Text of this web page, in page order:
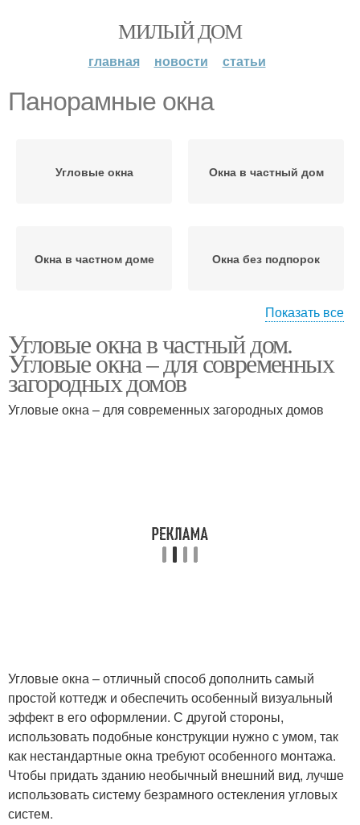
МИЛЫЙ ДОМ
главная новости статьи
Панорамные окна
Угловые окна Окна в частный дом
Окна в частном доме Окна без подпорок
Французские окна Окна на балконе
Показать все
Угловые окна в частный дом.
Угловые окна – для современных
загородных домов
Угловые окна – для современных загородных домов
Угловые окна – отличный способ дополнить самый
простой коттедж и обеспечить особенный визуальный
эффект в его оформлении. С другой стороны,
использовать подобные конструкции нужно с умом, так
как нестандартные окна требуют особенного монтажа.
Чтобы придать зданию необычный внешний вид, лучше
использовать систему безрамного остекления угловых
систем.